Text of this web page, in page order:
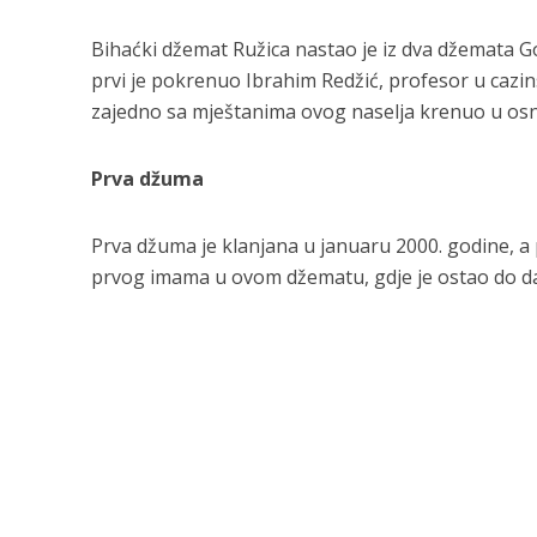
Bihaćki džemat Ružica nastao je iz dva džemata
prvi je pokrenuo Ibrahim Redžić, profesor u
zajedno sa mještanima ovog naselja krenuo u
Prva džuma
Prva džuma je klanjana u januaru 2000. godine,
prvog imama u ovom džematu, gdje je ostao do